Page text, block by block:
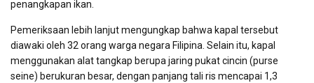
penangkapan ikan.
Pemeriksaan lebih lanjut mengungkap bahwa kapal tersebut
diawaki oleh 32 orang warga negara Filipina. Selain itu, kapal
menggunakan alat tangkap berupa jaring pukat cincin (purse
seine) berukuran besar, dengan panjang tali ris mencapai 1,3